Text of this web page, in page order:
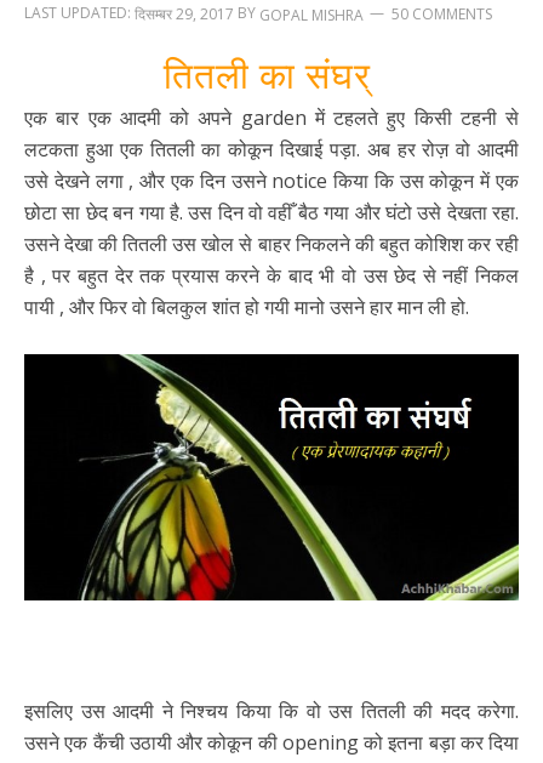
LAST UPDATED: दिसम्बर 29, 2017 BY GOPAL MISHRA 50 COMMENTS
तितली का संघर्
एक बार एक आदमी को अपने garden में टहलते हुए किसी टहनी से
लटकता हुआ एक तितली का कोकून दिखाई पड़ा. अब हर रोज़ वो आदमी
उसे देखने लगा , और एक दिन उसने notice किया कि उस कोकून में एक
छोटा सा छेद बन गया है. उस दिन वो वहीँ बैठ गया और घंटो उसे देखता रहा.
उसने देखा की तितली उस खोल से बाहर निकलने की बहुत कोशिश कर रही
है , पर बहुत देर तक प्रयास करने के बाद भी वो उस छेद से नहीं निकल
पायी , और फिर वो बिलकुल शांत हो गयी मानो उसने हार मान ली हो.
इसलिए उस आदमी ने निश्चय किया कि वो उस तितली की मदद करेगा.
उसने एक कैंची उठायी और कोकून की opening को इतना बड़ा कर दिया